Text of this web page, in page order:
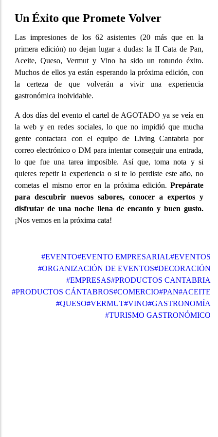
Un Éxito que Promete Volver
Las impresiones de los 62 asistentes (20 más que en la
primera edición) no dejan lugar a dudas: la II Cata de Pan,
Aceite, Queso, Vermut y Vino ha sido un rotundo éxito.
Muchos de ellos ya están esperando la próxima edición, con
la certeza de que volverán a vivir una experiencia
gastronómica inolvidable.
A dos días del evento el cartel de AGOTADO ya se veía en
la web y en redes sociales, lo que no impidió que mucha
gente contactara con el equipo de Living Cantabria por
correo electrónico o DM para intentar conseguir una entrada,
lo que fue una tarea imposible. Así que, toma nota y si
quieres repetir la experiencia o si te lo perdiste este año, no
cometas el mismo error en la próxima edición. Prepárate
para descubrir nuevos sabores, conocer a expertos y
disfrutar de una noche llena de encanto y buen gusto.
¡Nos vemos en la próxima cata!
#EVENTO#EVENTO EMPRESARIAL#EVENTOS
#ORGANIZACIÓN DE EVENTOS#DECORACIÓN
#EMPRESAS#PRODUCTOS CANTABRIA
#PRODUCTOS CÁNTABROS#COMERCIO#PAN#ACEITE
#QUESO#VERMUT#VINO#GASTRONOMÍA
#TURISMO GASTRONÓMICO